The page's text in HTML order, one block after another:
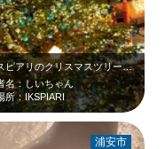
イクスピアリのクリスマスツリー☆キラキラ～☆
名：しいちゃん
所：IKSPIARI
浦安市